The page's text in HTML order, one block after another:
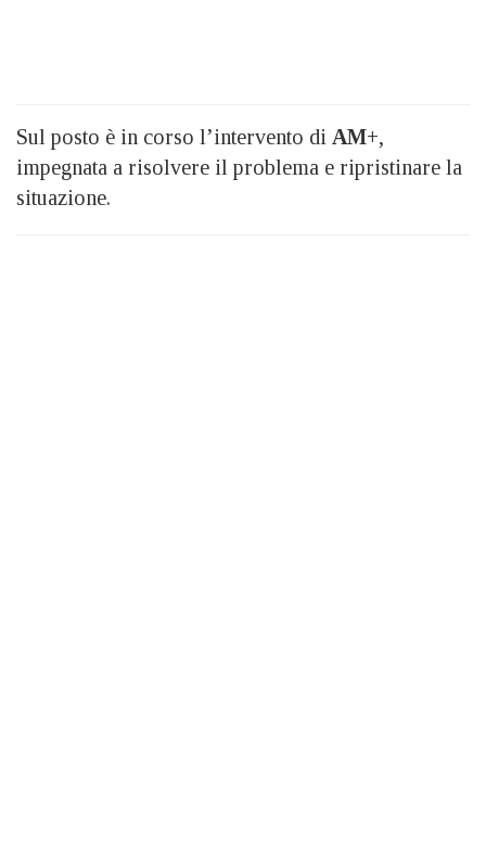
Sul posto è in corso l’intervento di AM+,
impegnata a risolvere il problema e ripristinare la
situazione.